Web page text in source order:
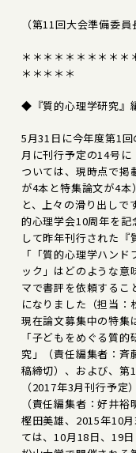
（第11回大会準備委
＊＊＊＊＊＊＊＊＊＊
＊＊＊＊＊
◆『質的心理学研究』
5月31日に今年度第1
月に刊行予定の14号に
ついては、現時点で掲
が4本と特集論文が4本）
と、上々の滑り出しで
的心理学会10周年を記
して昨年刊行された『
「「質的心理学ハンド
ック」はどのような意
マで書評を依頼するこ
になりました（担当：
現在論文募集中の特集
「子どもをめぐる質的
究」（責任編集者：斉
稿締切）、および、第
（2017年3月刊行予定
（責任編集者：好井裕
樫田美雄、2015年10
ては、10月18日、19